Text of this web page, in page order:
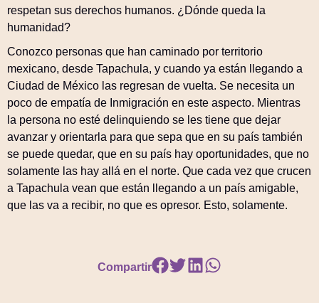
respetan sus derechos humanos. ¿Dónde queda la
humanidad?
Conozco personas que han caminado por territorio
mexicano, desde Tapachula, y cuando ya están llegando a
Ciudad de México las regresan de vuelta. Se necesita un
poco de empatía de Inmigración en este aspecto. Mientras
la persona no esté delinquiendo se les tiene que dejar
avanzar y orientarla para que sepa que en su país también
se puede quedar, que en su país hay oportunidades, que no
solamente las hay allá en el norte. Que cada vez que crucen
a Tapachula vean que están llegando a un país amigable,
que las va a recibir, no que es opresor. Esto, solamente.
Compartir